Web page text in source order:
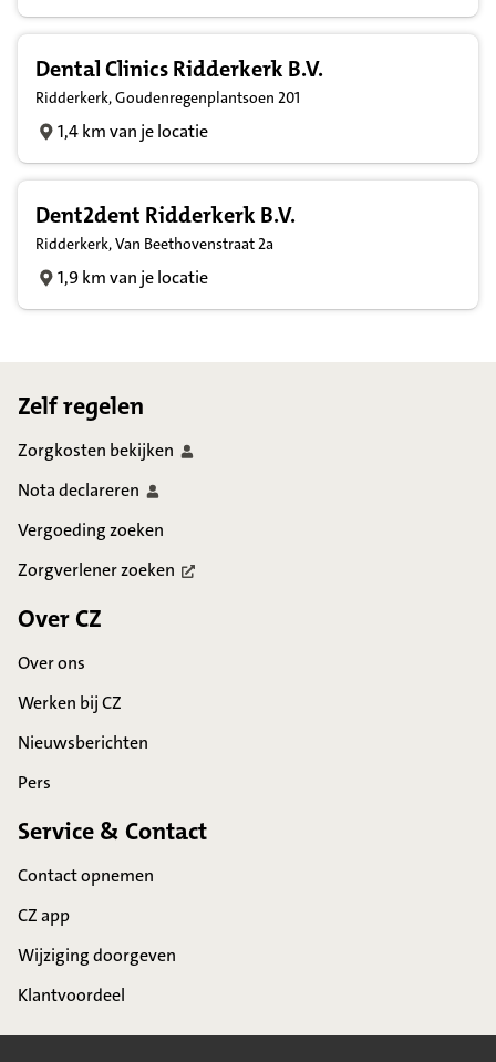
Dental Clinics Ridderkerk B.V.
Ridderkerk, Goudenregenplantsoen 201
1,4 km van je locatie
Dent2dent Ridderkerk B.V.
Ridderkerk, Van Beethovenstraat 2a
1,9 km van je locatie
Zelf regelen
Zorgkosten bekijken
Notadeclareren
Vergoeding zoeken
Zorgverlenerzoeken
Over CZ
Over ons
Werken bij CZ
Nieuwsberichten
Pers
Service & Contact
Contact opnemen
CZ app
Wijziging doorgeven
Klantvoordeel